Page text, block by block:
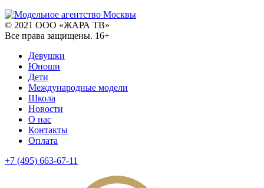
© 2021 ООО «ЖАРА ТВ»
Все права защищены. 16+
Девушки
Юноши
Дети
Международные модели
Школа
Новости
О нас
Контакты
Оплата
+7 (495) 663-67-11